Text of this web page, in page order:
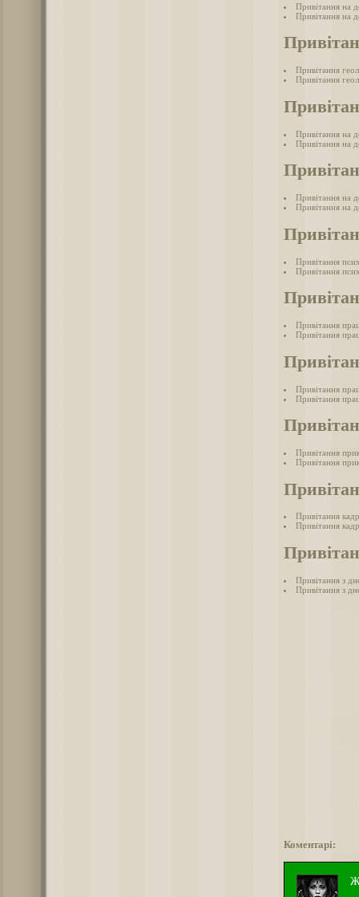
Привітання на
Привітання на
Привітання
Привітання
Привітання на
Привітання на
Привітання на
Привітання на
Привітання
Привітання
Привітання
Привітання
Привітання
Привітання
Привітання
Привітання
Привітання
Привітання
Привітання з
Привітання з
Коментарі: